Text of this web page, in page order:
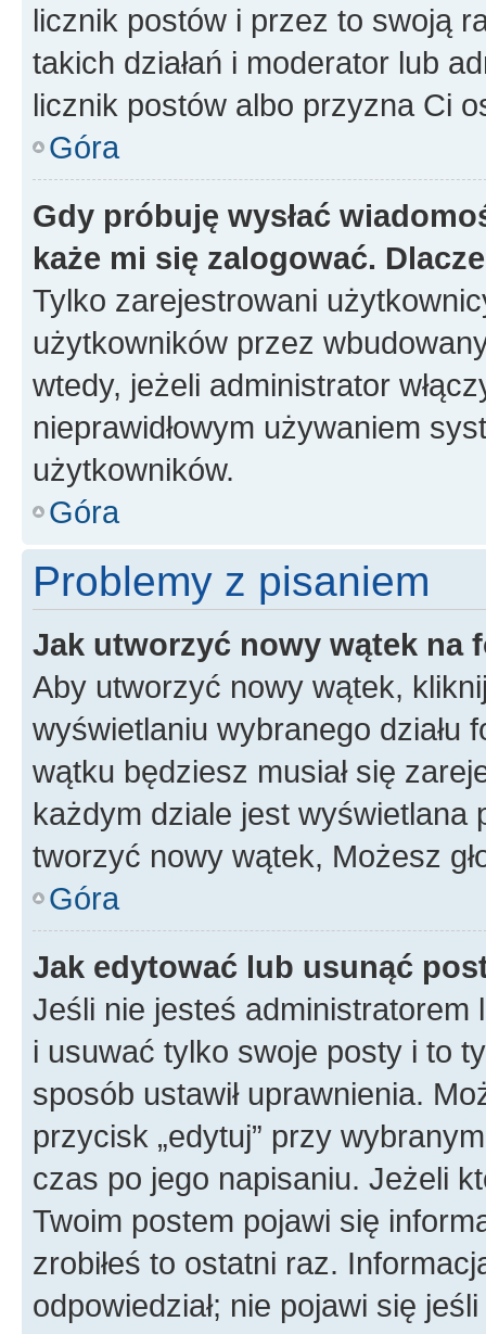
licznik postów i przez to swoją
takich działań i moderator lub
licznik postów albo przyzna Ci
Góra
Gdy próbuję wysłać
każe mi się zalogować.
Tylko zarejestrowani
użytkowników przez
wtedy, jeżeli administrator
nieprawidłowym używaniem
użytkowników.
Góra
Problemy z pisaniem
Jak utworzyć nowy wątek na
Aby utworzyć nowy wątek,
wyświetlaniu wybranego działu
wątku będziesz musiał się
każdym dziale jest wyświetlana
tworzyć nowy wątek, Możesz
Góra
Jak edytować lub usunąć
Jeśli nie jesteś
i usuwać tylko swoje posty i to
sposób ustawił uprawnienia.
przycisk „edytuj” przy
czas po jego napisaniu. Jeżeli
Twoim postem pojawi się
zrobiłeś to ostatni raz.
odpowiedział; nie pojawi się